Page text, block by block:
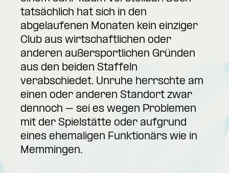
tatsächlich hat sich in den
abgelaufenen Monaten kein einziger
Club aus wirtschaftlichen oder
anderen außersportlichen Gründen
aus den beiden Staffeln
verabschiedet. Unruhe herrschte am
einen oder anderen Standort zwar
dennoch – sei es wegen Problemen
mit der Spielstätte oder aufgrund
eines ehemaligen Funktionärs wie in
Memmingen.